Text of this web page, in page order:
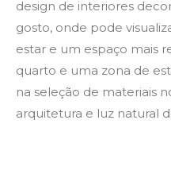
design de interiores
gosto, onde pode
estar e um espaço mais
quarto e uma zona de
na seleção de materiais
arquitetura e luz natural